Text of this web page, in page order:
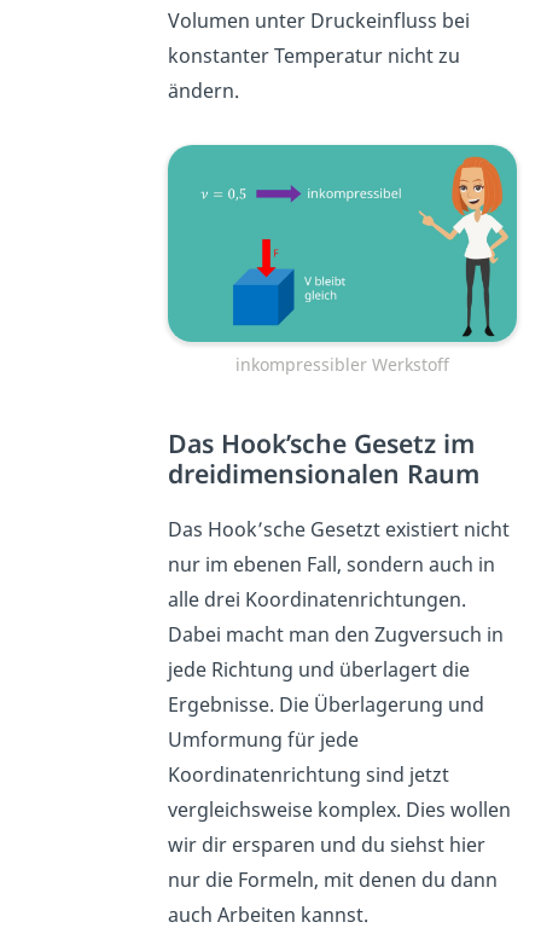
Volumen unter Druckeinfluss bei
konstanter Temperatur nicht zu
ändern.
inkompressibler Werkstoff
Das Hook’sche Gesetz im
dreidimensionalen Raum
Das Hook’sche Gesetzt existiert nicht
nur im ebenen Fall, sondern auch in
alle drei Koordinatenrichtungen.
Dabei macht man den Zugversuch in
jede Richtung und überlagert die
Ergebnisse. Die Überlagerung und
Umformung für jede
Koordinatenrichtung sind jetzt
vergleichsweise komplex. Dies wollen
wir dir ersparen und du siehst hier
nur die Formeln, mit denen du dann
auch Arbeiten kannst.